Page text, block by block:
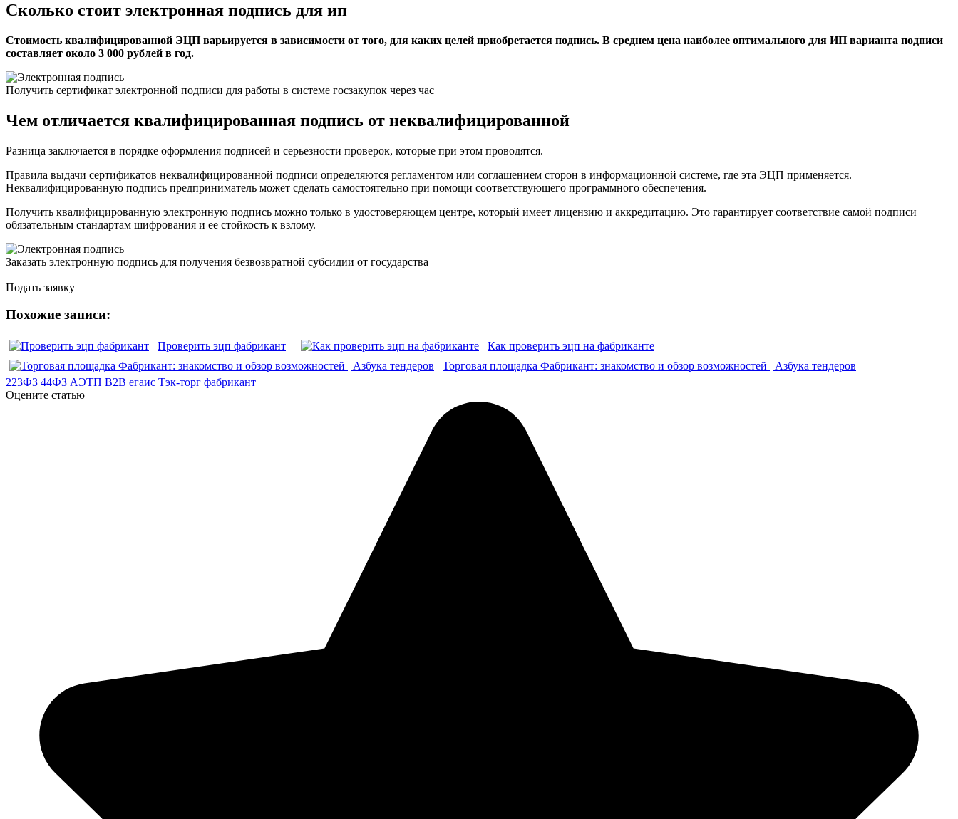
Сколько стоит электронная подпись для ип
Стоимость квалифицированной ЭЦП варьируется в зависимости от того, для каких целей приобретается подпись. В среднем цена наиболее оптимального для ИП варианта подписи
составляет около 3 000 рублей в год.
Получить сертификат электронной подписи для работы в системе госзакупок через час
Чем отличается квалифицированная подпись от неквалифицированной
Разница заключается в порядке оформления подписей и серьезности проверок, которые при этом проводятся.
Правила выдачи сертификатов неквалифицированной подписи определяются регламентом или соглашением сторон в информационной системе, где эта ЭЦП применяется.
Неквалифицированную подпись предприниматель может сделать самостоятельно при помощи соответствующего программного обеспечения.
Получить квалифицированную электронную подпись можно только в удостоверяющем центре, который имеет лицензию и аккредитацию. Это гарантирует соответствие самой подписи
обязательным стандартам шифрования и ее стойкость к взлому.
Заказать электронную подпись для получения безвозвратной субсидии от государства
Подать заявку
Похожие записи:
Проверить эцп фабрикант
Как проверить эцп на фабриканте
Торговая площадка Фабрикант: знакомство и обзор возможностей | Азбука тендеров
223ФЗ 44ФЗ АЭТП В2В егаис Тэк-торг фабрикант
Оцените статью